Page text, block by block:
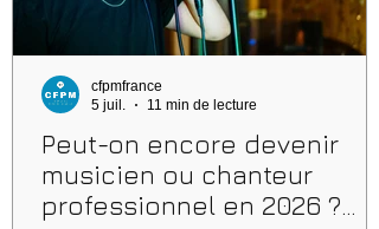
Peut-on encore devenir
musicien ou chanteur
professionnel en 2026 ?
cfpmfrance
5 juil.
11 min de lecture